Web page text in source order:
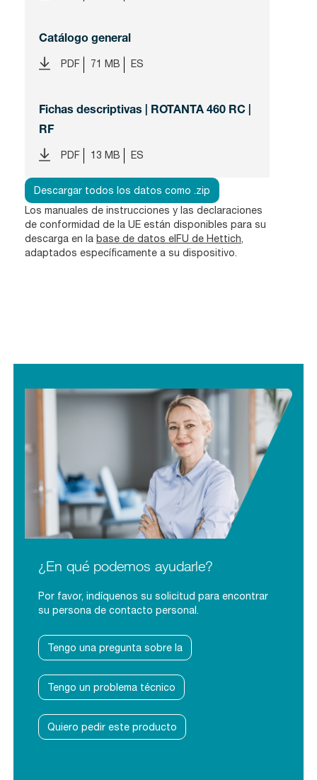
Catálogo general
PDF 71 MB ES
Fichas descriptivas | ROTANTA 460 RC |
RF
PDF 13 MB ES
Descargar todos los datos como .zip
Los manuales de instrucciones y las declaraciones
de conformidad de la UE están disponibles para su
descarga en la base de datos eIFU de Hettich,
adaptados específicamente a su dispositivo.
¿En qué podemos ayudarle?
Por favor, indíquenos su solicitud para encontrar
su persona de contacto personal.
Tengo una pregunta sobre la
Tengo un problema técnico
Quiero pedir este producto